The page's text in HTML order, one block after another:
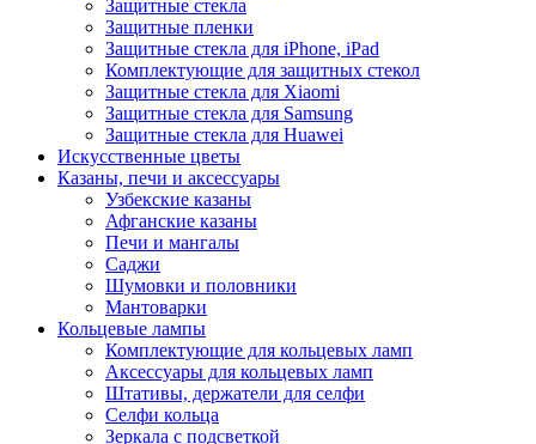
Защитные стекла
Защитные пленки
Защитные стекла для iPhone, iPad
Комплектующие для защитных стекол
Защитные стекла для Xiaomi
Защитные стекла для Samsung
Защитные стекла для Huawei
Искусственные цветы
Казаны, печи и аксессуары
Узбекские казаны
Афганские казаны
Печи и мангалы
Саджи
Шумовки и половники
Мантоварки
Кольцевые лампы
Комплектующие для кольцевых ламп
Аксессуары для кольцевых ламп
Штативы, держатели для селфи
Селфи кольца
Зеркала с подсветкой